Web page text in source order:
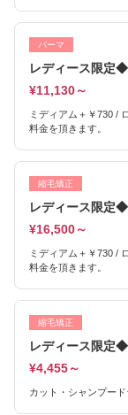
パーマ
レディース限定
¥11,130～
ミディアム＋￥730 /
料金を頂きます。
縮毛矯正
レディース限定
¥16,500～
ミディアム＋￥730 /
料金を頂きます。
縮毛矯正
レディース限定
¥4,455～
カット・シャンプー